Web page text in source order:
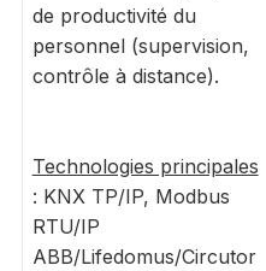
de productivité du
personnel (supervision,
contrôle à distance).
Technologies principales
: KNX TP/IP, Modbus
RTU/IP
ABB/Lifedomus/Circutor